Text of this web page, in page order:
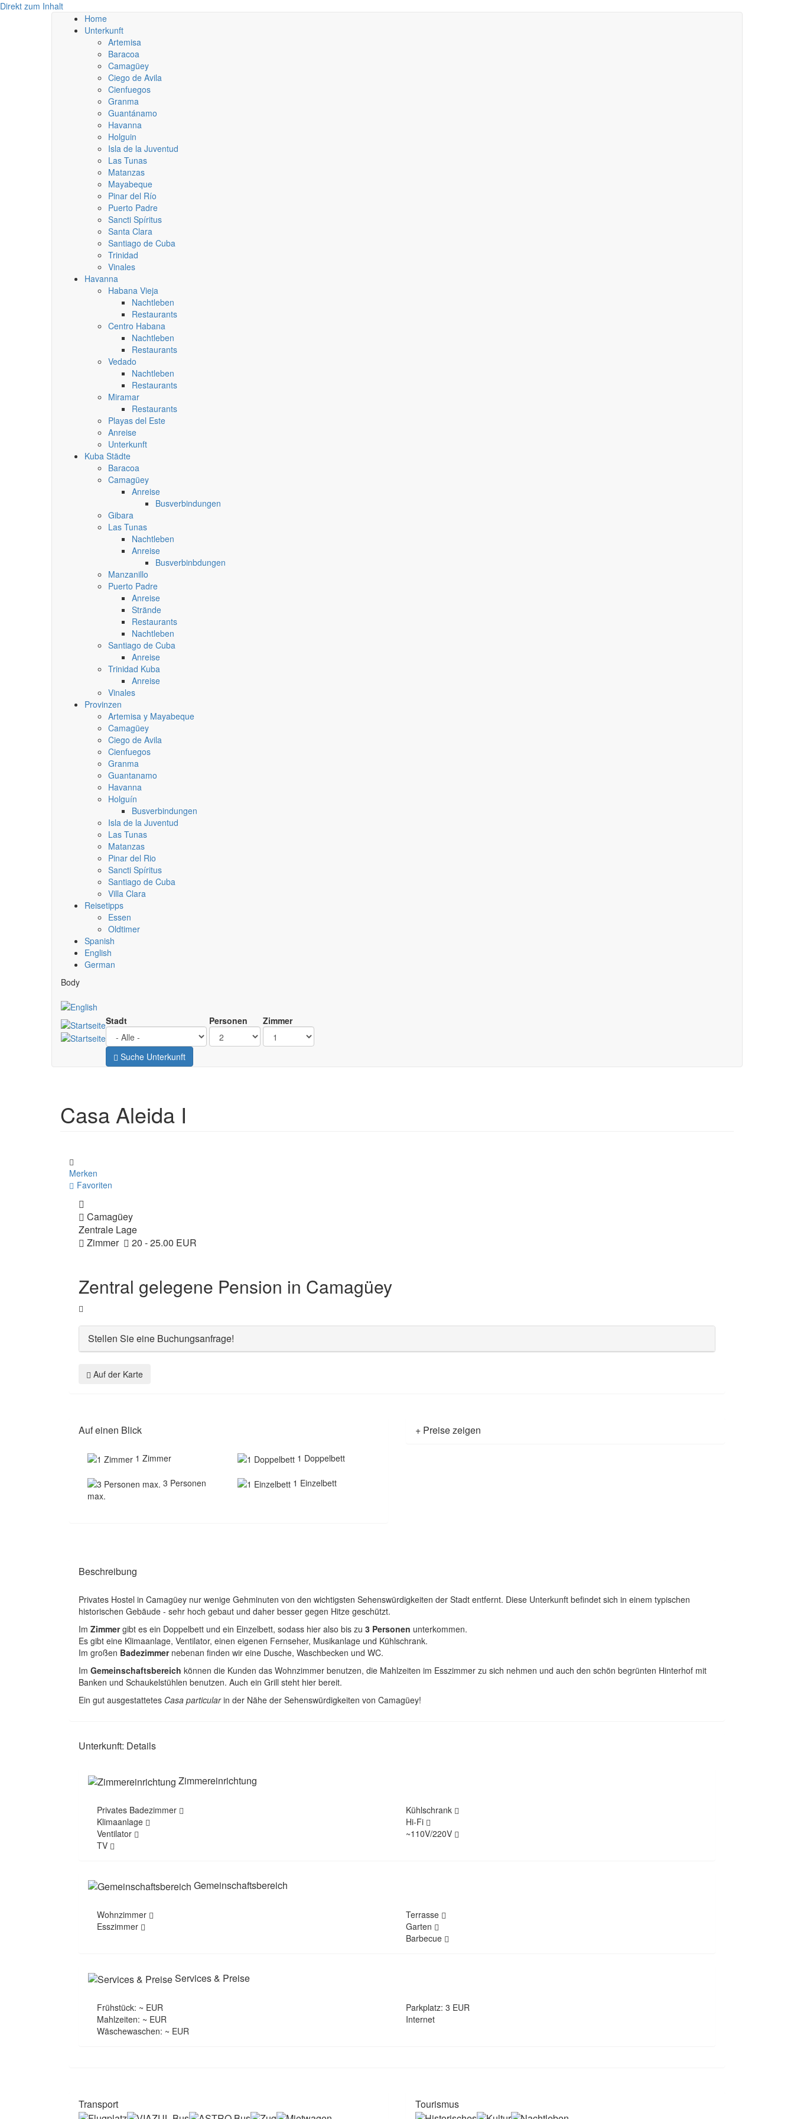
Direkt zum Inhalt
Home
Unterkunft
Artemisa
Baracoa
Camagüey
Ciego de Avila
Cienfuegos
Granma
Guantánamo
Havanna
Holguin
Isla de la Juventud
Las Tunas
Matanzas
Mayabeque
Pinar del Río
Puerto Padre
Sancti Spíritus
Santa Clara
Santiago de Cuba
Trinidad
Vinales
Havanna
Habana Vieja
Nachtleben
Restaurants
Centro Habana
Nachtleben
Restaurants
Vedado
Nachtleben
Restaurants
Miramar
Restaurants
Playas del Este
Anreise
Unterkunft
Kuba Städte
Baracoa
Camagüey
Anreise
Busverbindungen
Gibara
Las Tunas
Nachtleben
Anreise
Busverbinbdungen
Manzanillo
Puerto Padre
Anreise
Strände
Restaurants
Nachtleben
Santiago de Cuba
Anreise
Trinidad Kuba
Anreise
Vinales
Provinzen
Artemisa y Mayabeque
Camagüey
Ciego de Avila
Cienfuegos
Granma
Guantanamo
Havanna
Holguín
Busverbindungen
Isla de la Juventud
Las Tunas
Matanzas
Pinar del Rio
Sancti Spíritus
Santiago de Cuba
Villa Clara
Reisetipps
Essen
Oldtimer
Spanish
English
German
Body
Stadt Personen Zimmer
Suche Unterkunft
Casa Aleida I
Merken
Favoriten
Camagüey
Zentrale Lage
Zimmer
20 - 25.00 EUR
Zentral gelegene Pension in Camagüey
Stellen Sie eine Buchungsanfrage!
Auf der Karte
Auf einen Blick
1 Zimmer
3 Personen
max.
1 Doppelbett
1 Einzelbett
+ Preise zeigen
Beschreibung
Privates Hostel in Camagüey nur wenige Gehminuten von den wichtigsten Sehenswürdigkeiten der Stadt entfernt. Diese Unterkunft befindet sich in einem typischen
historischen Gebäude - sehr hoch gebaut und daher besser gegen Hitze geschützt.
Im Zimmergibt es ein Doppelbett und ein Einzelbett, sodass hier also bis zu 3 Personen unterkommen.
Es gibt eine Klimaanlage, Ventilator, einen eigenen Fernseher, Musikanlage und Kühlschrank.
Im großen Badezimmernebenan finden wir eine Dusche, Waschbecken und WC.
Im Gemeinschaftsbereich können die Kunden das Wohnzimmer benutzen, die Mahlzeiten im Esszimmer zu sich nehmen und auch den schön begrünten Hinterhof mit
Banken und Schaukelstühlen benutzen. Auch ein Grill steht hier bereit.
Ein gut ausgestattetes Casa particularin der Nähe der Sehenswürdigkeiten von Camagüey!
Unterkunft: Details
Zimmereinrichtung
Privates Badezimmer
Klimaanlage
Ventilator
TV
Kühlschrank
Hi-Fi
~110V/220V
Gemeinschaftsbereich
Wohnzimmer
Esszimmer
Terrasse
Garten
Barbecue
Services & Preise
Frühstück: ~ EUR
Mahlzeiten: ~ EUR
Wäschewaschen: ~ EUR
Parkplatz: 3 EUR
Internet
Transport Tourismus